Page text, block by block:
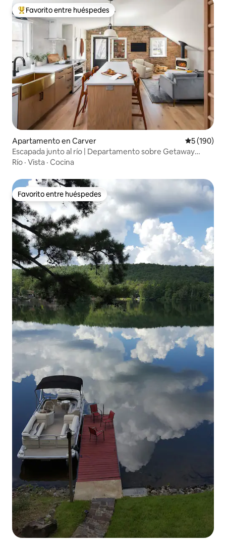
Favorito entre huéspedes preferido
Favorito entre huéspedes
Apartamento en Carver
5 (190)
Escapada junto al río | Departamento sobre Getaway
Motor Café
Río · Vista · Cocina
Favorito entre huéspedes
Favorito entre huéspedes